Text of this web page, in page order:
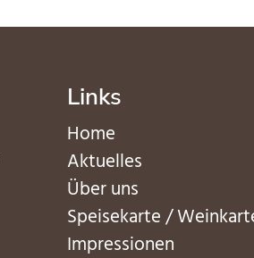
Links
Home
Aktuelles
Über uns
Speisekarte /
Impressionen